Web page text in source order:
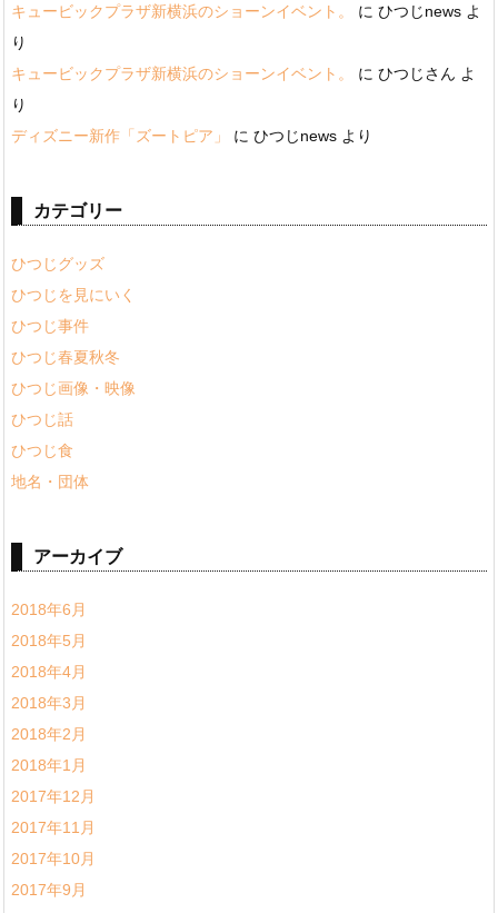
キュービックプラザ新横浜のショーンイベント。
に ひつじnews よ
り
キュービックプラザ新横浜のショーンイベント。
に ひつじさん よ
り
ディズニー新作「ズートピア」
に ひつじnews より
カテゴリー
ひつじグッズ
ひつじを見にいく
ひつじ事件
ひつじ春夏秋冬
ひつじ画像・映像
ひつじ話
ひつじ食
地名・団体
アーカイブ
2018年6月
2018年5月
2018年4月
2018年3月
2018年2月
2018年1月
2017年12月
2017年11月
2017年10月
2017年9月